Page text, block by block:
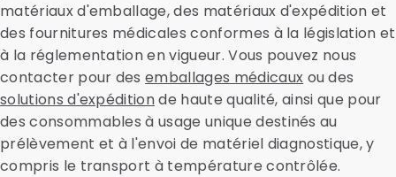
matériaux d'emballage, des matériaux d'expédition et
des fournitures médicales conformes à la législation et
à la réglementation en vigueur. Vous pouvez nous
contacter pour desemballages médicaux ou des
solutions d'expéditionde haute qualité, ainsi que pour
des consommables à usage unique destinés au
prélèvement et à l'envoi de matériel diagnostique, y
compris le transport à température contrôlée.